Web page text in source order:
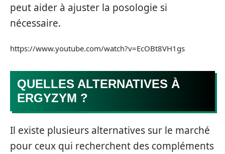
peut aider à ajuster la posologie si
nécessaire.
https://www.youtube.com/watch?v=EcOBt8VH1gs
QUELLES ALTERNATIVES À
ERGYZYM ?
Il existe plusieurs alternatives sur le marché
pour ceux qui recherchent des compléments